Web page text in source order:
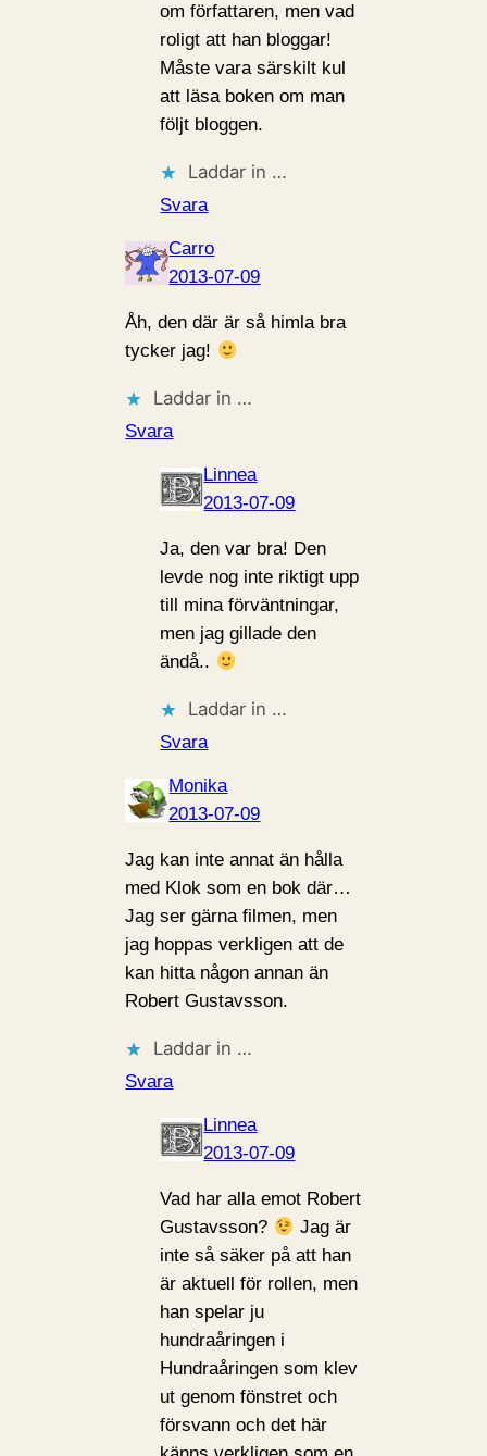
om författaren, men vad
roligt att han bloggar!
Måste vara särskilt kul
att läsa boken om man
följt bloggen.
Laddar in …
Svara
Carro
2013-07-09
Åh, den där är så himla bra
tycker jag!
Laddar in …
Svara
Linnea
2013-07-09
Ja, den var bra! Den
levde nog inte riktigt upp
till mina förväntningar,
men jag gillade den
ändå..
Laddar in …
Svara
Monika
2013-07-09
Jag kan inte annat än hålla
med Klok som en bok där…
Jag ser gärna filmen, men
jag hoppas verkligen att de
kan hitta någon annan än
Robert Gustavsson.
Laddar in …
Svara
Linnea
2013-07-09
Vad har alla emot Robert
Gustavsson?
Jag är
inte så säker på att han
är aktuell för rollen, men
han spelar ju
hundraåringen i
Hundraåringen som klev
ut genom fönstret och
försvann och det här